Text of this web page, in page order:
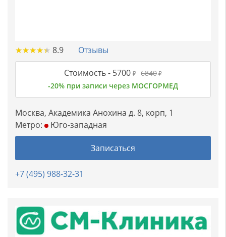
★★★★★
★★★★★ 8.9 Отзывы
Стоимость - 5700 ₽ 6840₽
-20% при записи через МОСГОРМЕД
Москва, Академика Анохина д. 8, корп, 1
Метро:
Юго-западная
Записаться
+7 (495) 988-32-31